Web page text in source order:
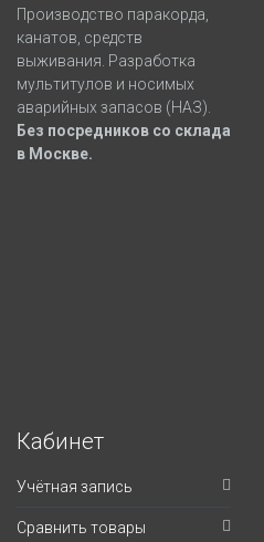
Производство паракорда,
канатов, средств
выживания. Разработка
мультитулов и носимых
аварийных запасов (НАЗ).
Без посредников со склада
в Москве.
Кабинет
Учётная запись
Сравнить товары